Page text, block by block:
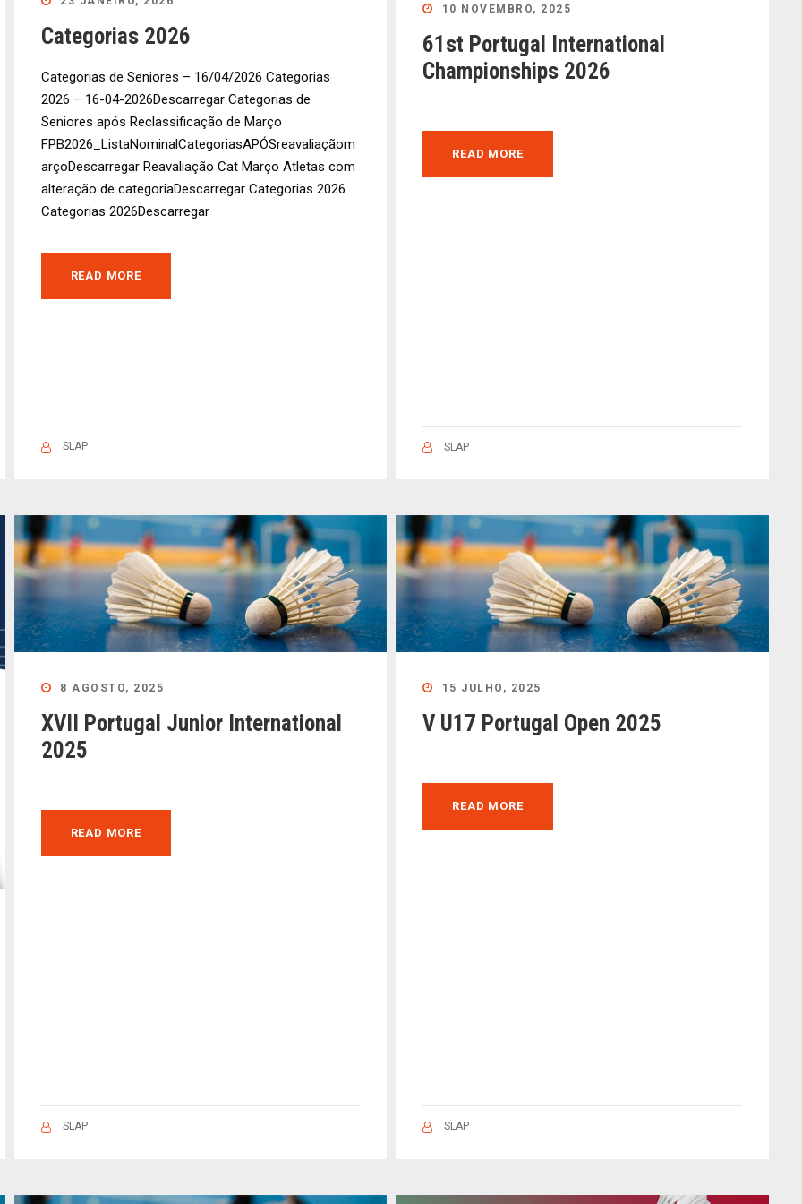
Categorias 2026
Categorias de Seniores – 16/04/2026 Categorias
2026 – 16-04-2026Descarregar Categorias de
Seniores após Reclassificação de Março
FPB2026_ListaNominalCategoriasAPÓSreavaliaçãom
arçoDescarregar Reavaliação Cat Março Atletas com
alteração de categoriaDescarregar Categorias 2026
Categorias 2026Descarregar
READ MORE
SLAP
10 NOVEMBRO, 2025
61st Portugal International
Championships 2026
READ MORE
SLAP
8 AGOSTO, 2025
XVII Portugal Junior International
2025
READ MORE
SLAP
15 JULHO, 2025
V U17 Portugal Open 2025
READ MORE
SLAP